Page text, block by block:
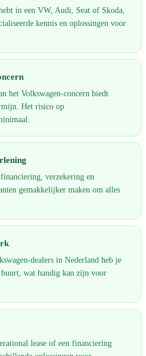
in een VW, Audi, Seat of Skoda,
kennis en oplossingen voor
het Volkswagen-concern biedt
Het risico op
verzekering en
gemakkelijker maken om alles
dealers in Nederland heb je
wat handig kan zijn voor
lease of een financiering